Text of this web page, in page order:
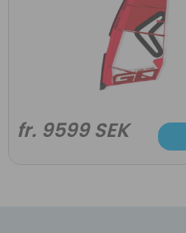
fr. 9599 SEK